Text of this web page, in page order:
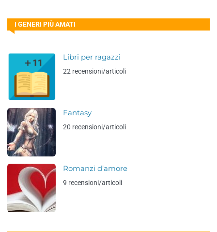
I GENERI PIÙ AMATI
Libri per ragazzi
22 recensioni/articoli
Fantasy
20 recensioni/articoli
Romanzi d’amore
9 recensioni/articoli